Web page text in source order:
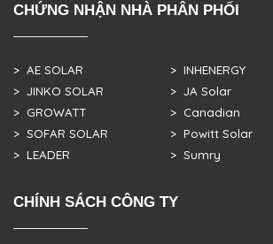
CHỨNG NHẬN NHÀ PHÂN PHỐI
> AE SOLAR
> JINKO SOLAR
> GROWATT
> SOFAR SOLAR
> LEADER
> INHENERGY
> JA Solar
> Canadian
> Powitt Solar
> Sumry
CHÍNH SÁCH CÔNG TY